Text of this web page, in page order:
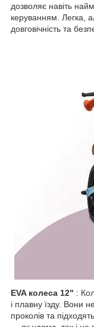
дозволяє навіть
керуванням. Легка,
довговічність та
EVA колеса 12" :
і плавну їзду. Вони
проколів та